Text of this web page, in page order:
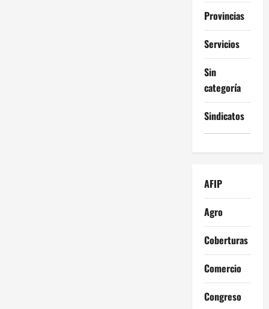
Provincias
Servicios
Sin
categoría
Sindicatos
AFIP
Agro
Coberturas
Comercio
Congreso